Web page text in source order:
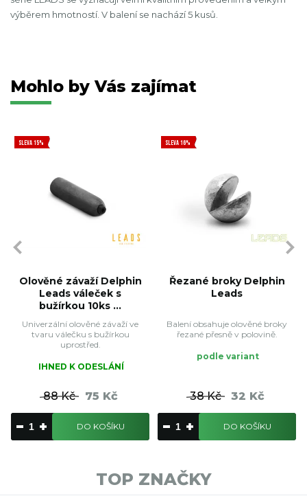
výběrem hmotností. V balení se nachází 5 kusů.
Mohlo by Vás zajímat
SLEVA 15%
Olověné závaží Delphin
Leads váleček s
bužírkou 10ks ...
Univerzální olověné závaží ve
tvaru válečku s bužírkou
uprostřed.
IHNED K ODESLÁNÍ
88 Kč 75 Kč
DO KOŠÍKU
SLEVA 16%
Řezané broky Delphin
Leads
Balení obsahuje olověné broky
řezané přesně v polovině.
podle variant
38 Kč 32 Kč
DO KOŠÍKU
TOP ZNAČKY